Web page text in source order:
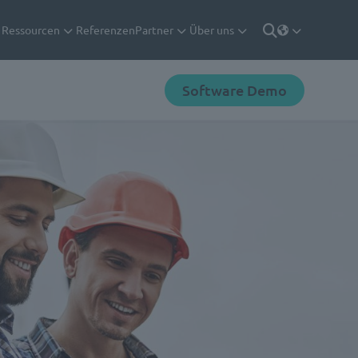
Ressourcen ReferenzenPartner Über uns Deutsch
Software Demo